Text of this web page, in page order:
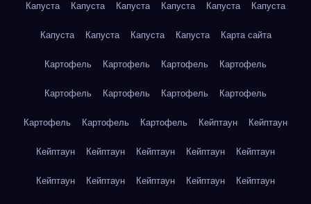
Капуста Капуста Капуста Капуста Капуста Капуста
Капуста Капуста Капуста Капуста Карта сайта
Картофель Картофель Картофель Картофель
Картофель Картофель Картофель Картофель
Картофель Картофель Картофель Кейптаун Кейптаун
Кейптаун Кейптаун Кейптаун Кейптаун Кейптаун
Кейптаун Кейптаун Кейптаун Кейптаун Кейптаун